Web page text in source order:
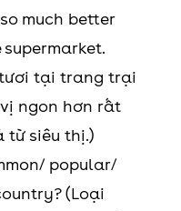
cake is really
much better
tại trang trại
ngon hơn rất
từ siêu thị.)
popular/
(Loại